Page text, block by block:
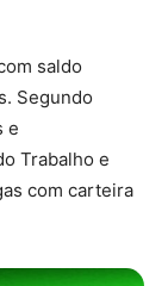
saldo
Segundo
e
Trabalho e
com carteira